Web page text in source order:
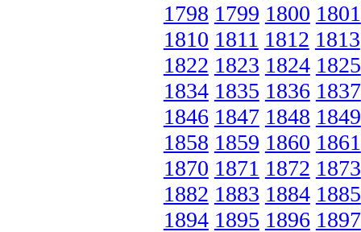
1798 1799 1800 1801
1810 1811 1812 1813
1822 1823 1824 1825
1834 1835 1836 1837
1846 1847 1848 1849
1858 1859 1860 1861
1870 1871 1872 1873
1882 1883 1884 1885
1894 1895 1896 1897